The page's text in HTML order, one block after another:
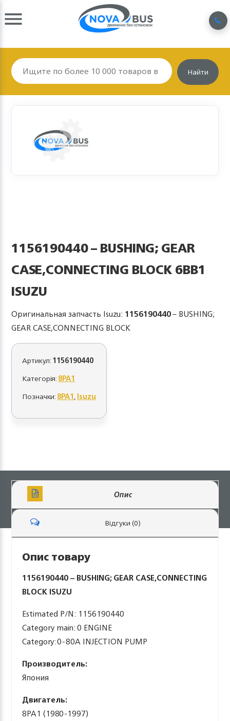
Найти
1156190440 – BUSHING; GEAR
CASE,CONNECTING BLOCK 6BB1
ISUZU
Оригинальная запчасть Isuzu: 1156190440– BUSHING;
GEAR CASE,CONNECTING BLOCK
Артикул:1156190440
Категорія:8PA1
Позначки:8PA1,Isuzu
Опис
Відгуки (0)
Опис товару
1156190440 – BUSHING; GEAR CASE,CONNECTING
BLOCK ISUZU
Estimated P/N: 1156190440
Category main: 0 ENGINE
Category: 0-80A INJECTION PUMP
Производитель:
Япония
Двигатель:
8PA1 (1980-1997)